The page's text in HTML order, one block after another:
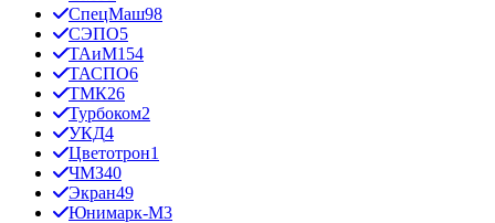
СпецМаш98
СЭПО5
ТАиМ154
ТАСПО6
ТМК26
Турбоком2
УКД4
Цветотрон1
ЧМЗ40
Экран49
Юнимарк-М3